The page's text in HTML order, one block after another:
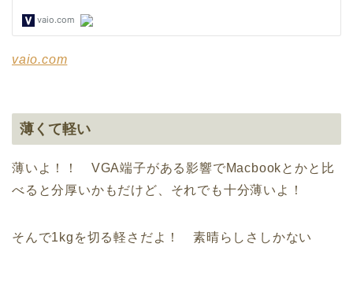
vaio.com
薄くて軽い
薄いよ！！ VGA端子がある影響でMacbookとかと比
べると分厚いかもだけど、それでも十分薄いよ！
そんで1kgを切る軽さだよ！ 素晴らしさしかない